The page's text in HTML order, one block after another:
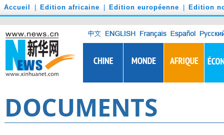
Accueil Edition africaine Edition européenne Edition
DOCUMENTS